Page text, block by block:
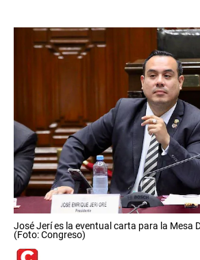
José Jerí es la eventual carta para la Mesa
(Foto: Congreso)